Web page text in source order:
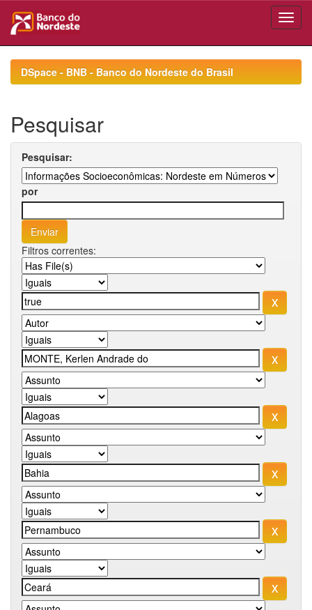
navigationDSpace - BNB - Banco do Nordeste do Brasil
Pesquisar
Pesquisar:
por
Filtros correntes: